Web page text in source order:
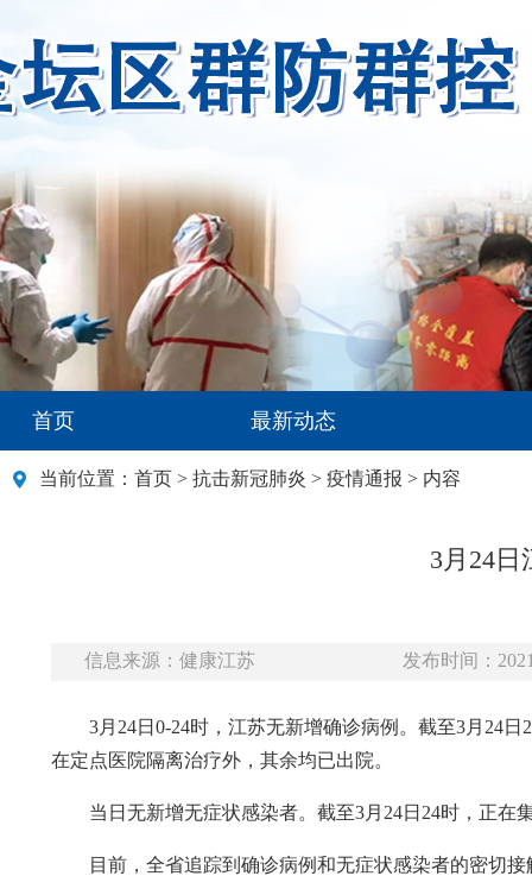
首页 最新动态
当前位置： 首页 > 抗击新冠肺炎 > 疫情通报 > 内容
3月24
信息来源：健康江苏 发布时间：
3月24日0-24时，江苏无新增确诊病例。截至3月24
在定点医院隔离治疗外，其余均已出院。
当日无新增无症状感染者。截至3月24日24时，正在
目前，全省追踪到确诊病例和无症状感染者的密切